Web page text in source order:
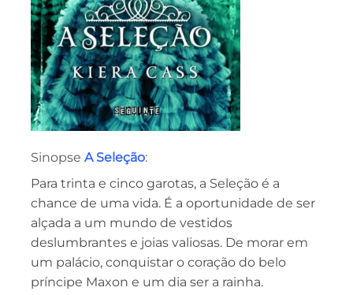
Sinopse A Seleção:
Para trinta e cinco garotas, a Seleção é a
chance de uma vida. É a oportunidade de ser
alçada a um mundo de vestidos
deslumbrantes e joias valiosas. De morar em
um palácio, conquistar o coração do belo
príncipe Maxon e um dia ser a rainha.